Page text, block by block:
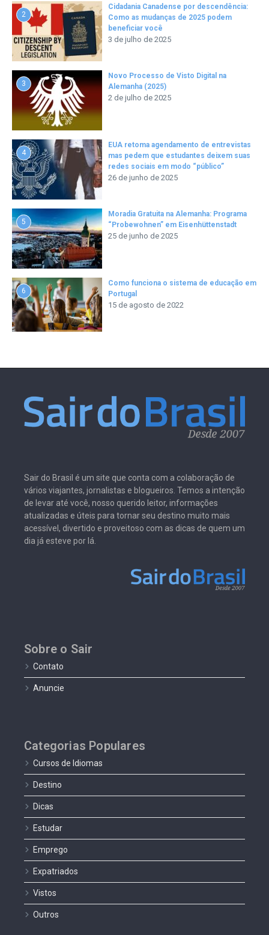
2
Cidadania Canadense por descendência:
Como as mudanças de 2025 podem
beneficiar você
3 de julho de 2025
3
Novo Processo de Visto Digital na
Alemanha (2025)
2 de julho de 2025
4
EUA retoma agendamento de entrevistas
mas pedem que estudantes deixem suas
redes sociais em modo “público”
26 de junho de 2025
5
Moradia Gratuita na Alemanha: Programa
“Probewohnen” em Eisenhüttenstadt
25 de junho de 2025
6
Como funciona o sistema de educação em
Portugal
15 de agosto de 2022
Sair do Brasil é um site que conta com a colaboração de
vários viajantes, jornalistas e blogueiros. Temos a intenção
de levar até você, nosso querido leitor, informações
atualizadas e úteis para tornar seu destino muito mais
acessível, divertido e proveitoso com as dicas de quem um
dia já esteve por lá.
Sobre o Sair
Contato
Anuncie
Categorias Populares
Cursos de Idiomas
Destino
Dicas
Estudar
Emprego
Expatriados
Vistos
Outros